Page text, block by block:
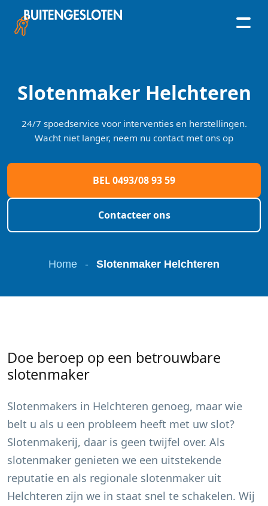
content
Slotenmaker Helchteren
24/7 spoedservice voor interventies en herstellingen.
Wacht niet langer, neem nu contact met ons op
BEL 0493/08 93 59
Contacteer ons
Home - Slotenmaker Helchteren
Doe beroep op een betrouwbare
slotenmaker
Slotenmakers in Helchteren genoeg, maar wie
belt u als u een probleem heeft met uw slot?
Slotenmakerij, daar is geen twijfel over. Als
slotenmaker genieten we een uitstekende
reputatie en als regionale slotenmaker uit
Helchteren zijn we in staat snel te schakelen. Wij